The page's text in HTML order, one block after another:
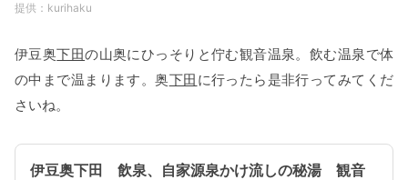
kurihaku
伊豆奥下田の山奥にひっそりと佇む観音温泉。飲む温泉で体
の中まで温まります。奥下田 に行ったら是非行ってみてくだ
さいね。
伊豆奥下田 飲泉、自家源泉かけ流しの秘湯 観音